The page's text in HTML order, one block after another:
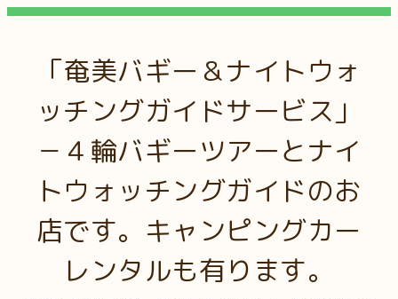
「奄美バギー＆ナイトウォ
ッチングガイドサービス」
－４輪バギーツアーとナイ
トウォッチングガイドのお
店です。キャンピングカー
レンタルも有ります。